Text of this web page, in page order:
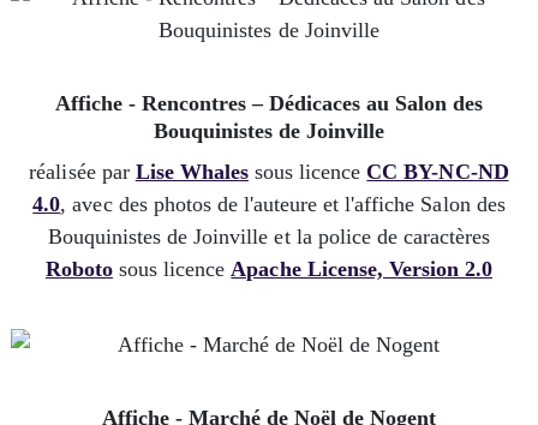
Affiche - Rencontres – Dédicaces au Salon des
Bouquinistes de Joinville
réalisée par Lise Whalessous licence CC BY-NC-ND
4.0, avec des photos de l'auteure et l'affiche Salon des
Bouquinistes de Joinville et la police de caractères
Roboto sous licenceApache License, Version 2.0
Affiche - Marché de Noël de Nogent